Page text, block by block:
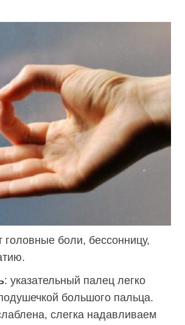
боли, бессонницу,
: указательный палец легко
большого пальца.
слегка надавливаем